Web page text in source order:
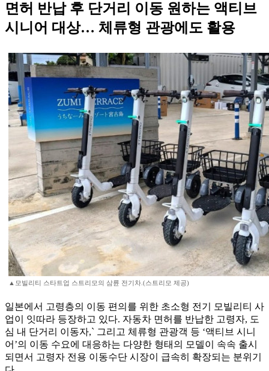
면허 반납 후 단거리 이동 원하는 액티브
시니어 대상… 체류형 관광에도 활용
▲모빌리티 스타트업 스트리모의 삼륜 전기차.(스트리모 제공)
일본에서 고령층의 이동 편의를 위한 초소형 전기 모빌리티 사
업이 잇따라 등장하고 있다. 자동차 면허를 반납한 고령자, 도
심 내 단거리 이동자,` 그리고 체류형 관광객 등 ‘액티브 시니
어’의 이동 수요에 대응하는 다양한 형태의 모델이 속속 출시
되면서 고령자 전용 이동수단 시장이 급속히 확장되는 분위기